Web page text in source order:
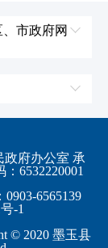
市政府网
苏省
浙江省
安徽省
建省
山县
勒县
民丰县
政府办公室 承
6532220001
6565139
-1
© 2020 墨玉县